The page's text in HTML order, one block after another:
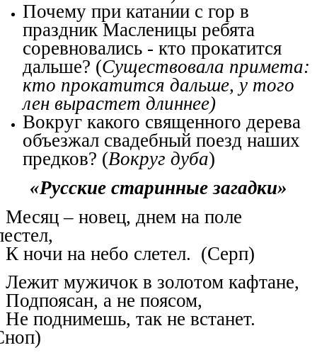
Почему при катании с гор в
праздник Масленицы ребята
соревновались - кто прокатится
дальше? (Существовала примета:
кто прокатится дальше, у того
лен вырастет длиннее)
Вокруг какого священного дерева
объезжал свадебный поезд наших
предков? (Вокруг дуба)
«Русские старинные загадки»
Месяц – новец, днем на поле
К ночи на небо слетел. (Серп)
Лежит мужичок в золотом кафтане,
Подпоясан, а не поясом,
Не поднимешь, так не встанет.